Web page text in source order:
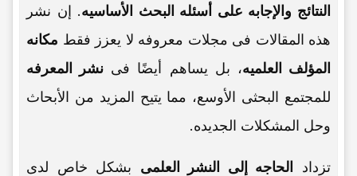
النتائج والإجابه على أسئله البحث الأساسیه. إن نشر
هذه المقالات فی مجلات معروفه لا یعزز فقط مکانه
المؤلف العلمیه، بل یساهم أیضًا فی نشر المعرفه
للمجتمع البحثی الأوسع، مما یتیح المزید من الأبحاث
وحل المشکلات الجدیده.
تزداد الحاجه إلى النشر العلمی بشکل خاص لدى